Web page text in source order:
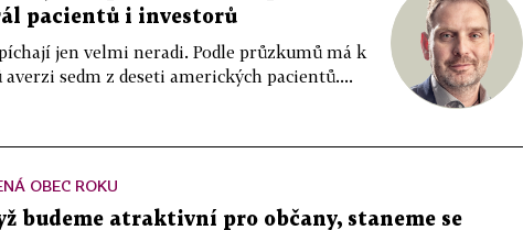
pacientů i investorů
jen velmi neradi. Podle průzkumů má k
sedm z deseti amerických pacientů....
OBEC ROKU
budeme atraktivní pro občany, staneme se